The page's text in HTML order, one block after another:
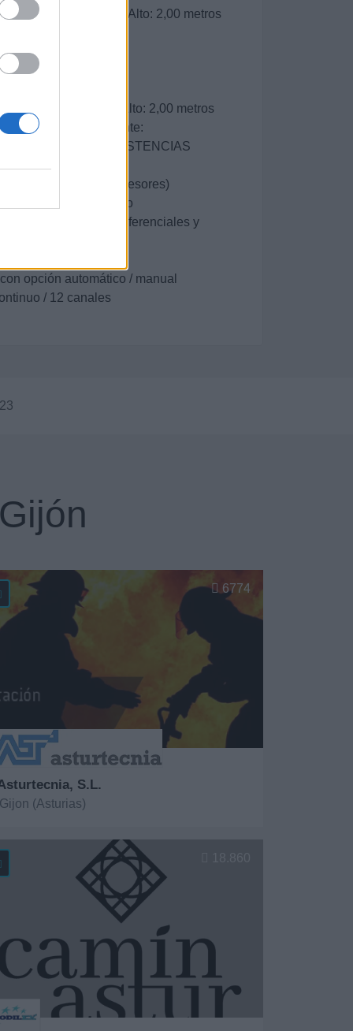
Ancho: 3,00 metros - Alto: 2,00 metros
1.100 ºC
10 Tm
3,00 metros - Alto: 2,00 metros
térmico itinerante:
térmico por RESISTENCIAS
1.100 ºC (según espesores)
máquina: 6 máximo
mediante 6 diferenciales y
opción automático / manual
/ 12 canales
S.L.
(Asturias)
6774